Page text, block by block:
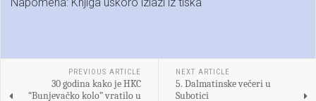
PREVIOUS ARTICLE
30 godina kako je HKC
“Bunjevačko kolo” vratilo u
NEXT ARTICLE
5. Dalmatinske večeri u
Subotici